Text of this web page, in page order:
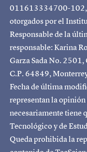
011613334700-102,
otorgados por el
Responsable de la
responsable: Karina
Garza Sada No.
C.P. 64849,
Fecha de última
representan la opinión
necesariamente tiene
Tecnológico y de
Queda prohibida la